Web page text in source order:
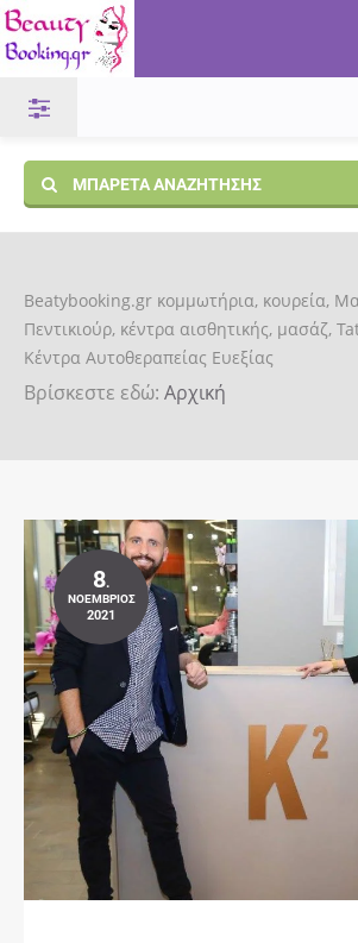
ΜΠΑΡΈΤΑ ΑΝΑΖΉΤΗΣΗΣ
Beatybooking.gr κομμωτήρια, κουρεία,
Πεντικιούρ, κέντρα αισθητικής, μασάζ,
Κέντρα Αυτοθεραπείας Ευεξίας
Βρίσκεστε εδώ: Αρχική
8.
ΝΟΈΜΒΡΙΟΣ
2021